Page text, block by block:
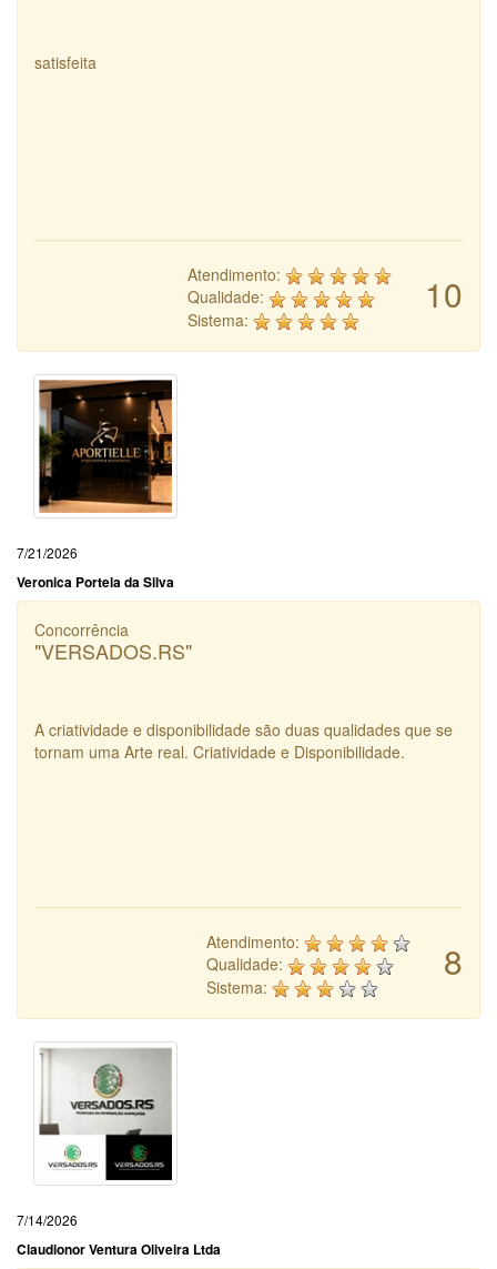
satisfeita
10
Atendimento:
Qualidade:
Sistema:
7/21/2026
Veronica Portela da Silva
Concorrência
"VERSADOS.RS"
A criatividade e disponibilidade são duas qualidades que se
tornam uma Arte real. Criatividade e Disponibilidade.
8
Atendimento:
Qualidade:
Sistema:
7/14/2026
Claudionor Ventura Oliveira Ltda